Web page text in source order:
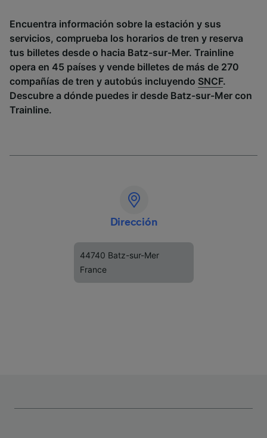
Encuentra información sobre la estación y sus
servicios, comprueba los horarios de tren y reserva
tus billetes desde o hacia Batz-sur-Mer. Trainline
opera en 45 países y vende billetes de más de 270
compañías de tren y autobús incluyendo SNCF.
Descubre a dónde puedes ir desde Batz-sur-Mer con
Trainline.
Dirección
44740 Batz-sur-Mer
France